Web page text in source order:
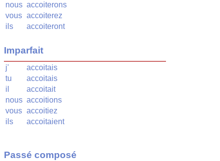
nous accoiterons
vous accoiterez
ils
accoiteront
Imparfait
j'
accoitais
tu
accoitais
il
accoitait
nous accoitions
vous accoitiez
ils
accoitaient
Passé composé